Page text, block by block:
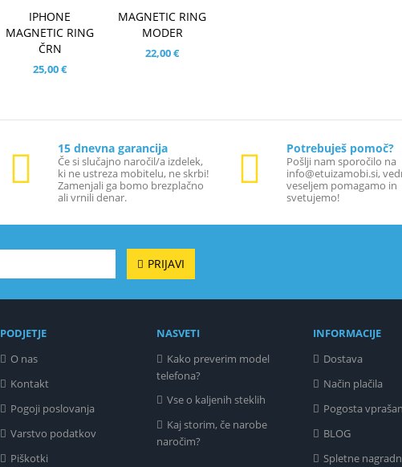
IPHONE
MAGNETIC RING
ČRN
25,00 €
MAGNETIC RING
MODER
22,00 €
15 dnevna garancija
Če si slučajno naročil/a izdelek,
ki ne ustreza mobitelu, ne skrbi!
Zamenjali ga bomo brezplačno
ali vrnili denar.
Potrebuješ pomoč?
Pošlji nam sporočilo na
info@etuizamobi.si,
veseljem pomagamo in
svetujemo!
PRIJAVI
PODJETJE
O nas
Kontakt
Pogoji poslovanja
Varstvo podatkov
Piškotki
NASVETI
Kako preverim model
telefona?
Vse o kaljenih steklih
Kaj storim, če narobe
naročim?
INFORMACIJE
Dostava
Način plačila
Pogosta
BLOG
Spletne